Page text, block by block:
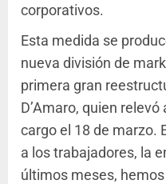
corporativos.
Esta medida se
nueva división de
primera gran
D’Amaro, quien
cargo el 18 de marzo.
a los trabajadores, la
últimos meses,